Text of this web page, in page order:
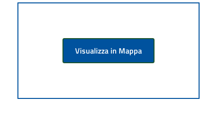
Visualizza in Mappa